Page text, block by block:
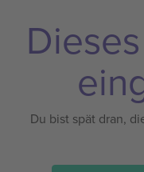
Du bist spät dran,